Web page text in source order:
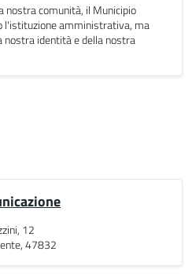
nostra comunità, il Municipio
l'istituzione amministrativa, ma
nostra identità e della nostra
12
47832